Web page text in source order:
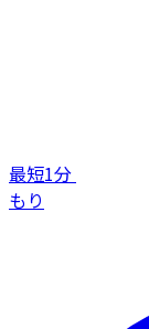
最短1分
もり